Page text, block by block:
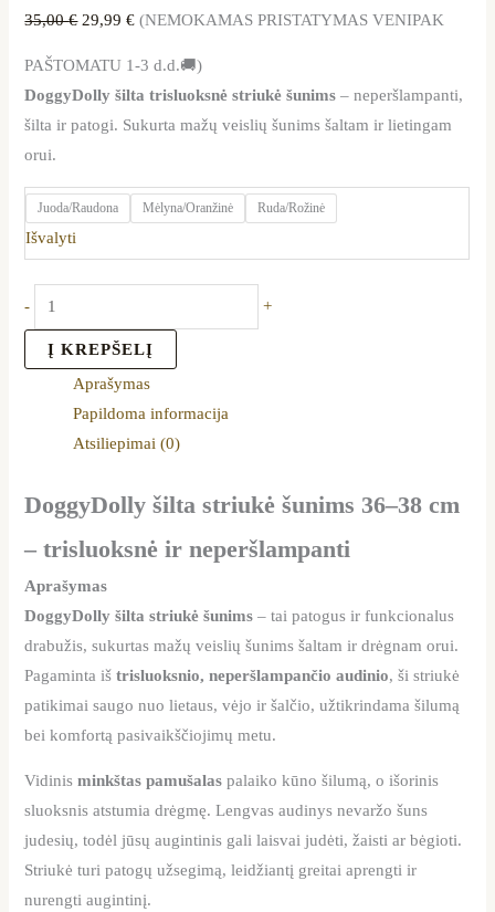
35,00€ 29,99€ (NEMOKAMAS PRISTATYMAS VENIPAK
PAŠTOMATU 1-3 d.d.🚚)
DoggyDolly šilta trisluoksnė striukė šunims – neperšlampanti,
šilta ir patogi. Sukurta mažų veislių šunims šaltam ir lietingam
orui.
Juoda/Raudona Mėlyna/Oranžinė Ruda/Rožinė
Išvalyti
- +
Į KREPŠELĮ
Aprašymas
Papildoma informacija
Atsiliepimai (0)
DoggyDolly šilta striukė šunims 36–38 cm
– trisluoksnė ir neperšlampanti
Aprašymas
DoggyDolly šilta striukė šunims – tai patogus ir funkcionalus
drabužis, sukurtas mažų veislių šunims šaltam ir drėgnam orui.
Pagaminta ištrisluoksnio, neperšlampančio audinio, ši striukė
patikimai saugo nuo lietaus, vėjo ir šalčio, užtikrindama šilumą
bei komfortą pasivaikščiojimų metu.
Vidinisminkštas pamušalas palaiko kūno šilumą, o išorinis
sluoksnis atstumia drėgmę. Lengvas audinys nevaržo šuns
judesių, todėl jūsų augintinis gali laisvai judėti, žaisti ar bėgioti.
Striukė turi patogų užsegimą, leidžiantį greitai aprengti ir
nurengti augintinį.